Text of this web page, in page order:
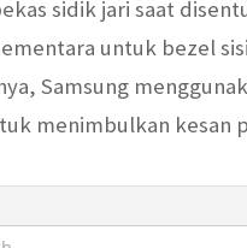
sidik jari saat
untuk bezel sisi
Samsung
menimbulkan kesan